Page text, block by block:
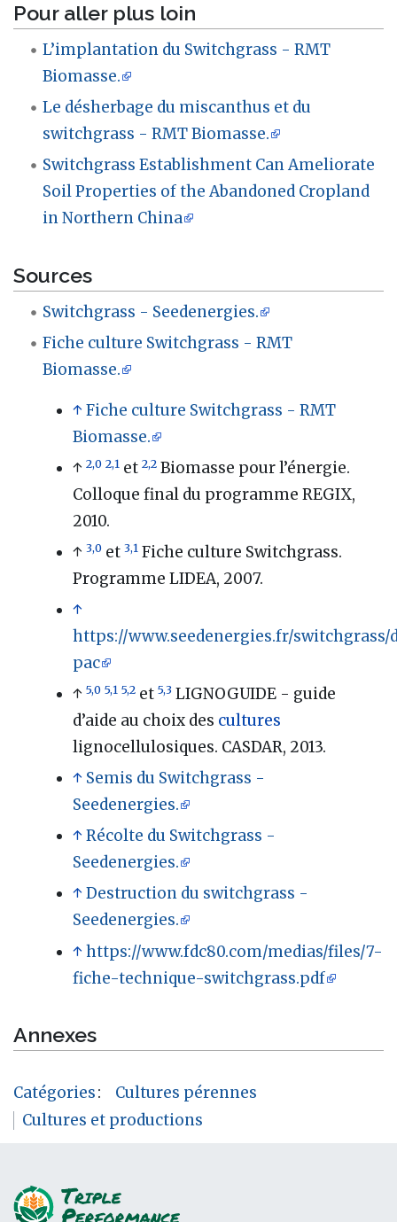
Pour aller plus loin
L’implantation du Switchgrass - RMT
Biomasse.
Le désherbage du miscanthus et du
switchgrass - RMT Biomasse.
Switchgrass Establishment Can Ameliorate
Soil Properties of the Abandoned Cropland
in Northern China
Sources
Switchgrass - Seedenergies.
Fiche culture Switchgrass - RMT
Biomasse.
↑Fiche culture Switchgrass - RMT
Biomasse.
↑2,0 2,1 et2,2 Biomasse pour l’énergie.
Colloque final du programme REGIX,
2010.
↑3,0 et3,1 Fiche culture Switchgrass.
Programme LIDEA, 2007.
↑
https://www.seedenergies.fr/
pac
↑5,0 5,1 5,2 et5,3 LIGNOGUIDE - guide
d’aide au choix des cultures
lignocellulosiques. CASDAR, 2013.
↑ Semis du Switchgrass -
Seedenergies.
↑Récolte du Switchgrass -
Seedenergies.
↑Destruction du switchgrass -
Seedenergies.
↑https://www.fdc80.com/medias/files/7-
fiche-technique-switchgrass.pdf
Annexes
Catégories:
Cultures pérennes
Cultures et productions